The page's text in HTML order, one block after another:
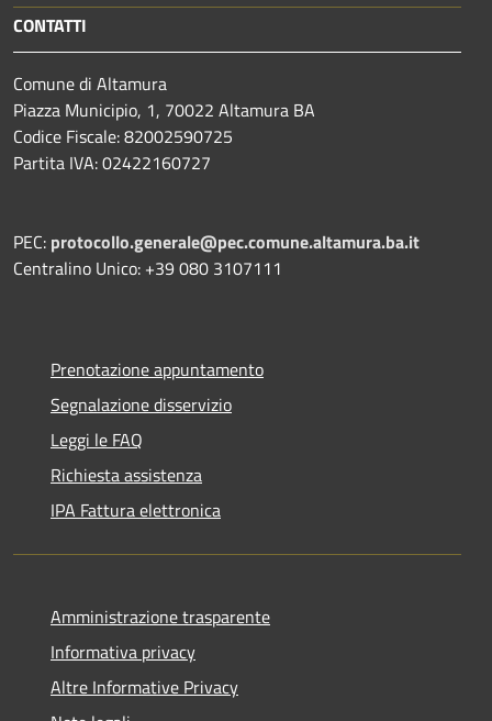
CONTATTI
Comune di Altamura
Piazza Municipio, 1, 70022 Altamura BA
Codice Fiscale: 82002590725
Partita IVA: 02422160727
PEC: protocollo.generale@pec.comune.altamura.ba.it
Centralino Unico: +39 080 3107111
Prenotazione appuntamento
Segnalazione disservizio
Leggi le FAQ
Richiesta assistenza
IPA Fattura elettronica
Amministrazione trasparente
Informativa privacy
Altre Informative Privacy